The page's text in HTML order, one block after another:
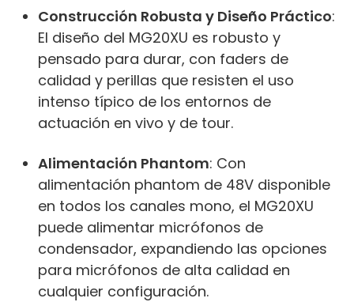
Construcción Robusta y Diseño Práctico:
El diseño del MG20XU es robusto y
pensado para durar, con faders de
calidad y perillas que resisten el uso
intenso típico de los entornos de
actuación en vivo y de tour.
Alimentación Phantom: Con
alimentación phantom de 48V disponible
en todos los canales mono, el MG20XU
puede alimentar micrófonos de
condensador, expandiendo las opciones
para micrófonos de alta calidad en
cualquier configuración.